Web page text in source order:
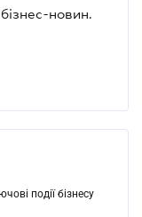
новин.
події бізнесу